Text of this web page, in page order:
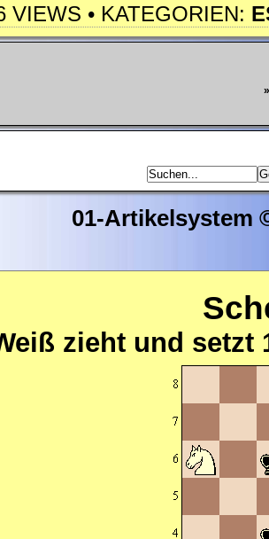
VIEWS • KATEGORIEN:
01-Artikelsystem
zieht und setzt